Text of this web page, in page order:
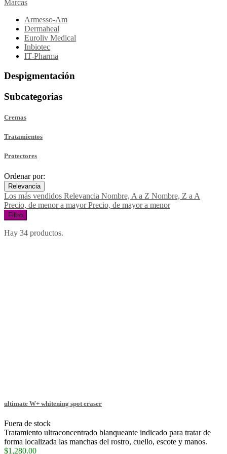
Marcas
Armesso-Am
Dermaheal
Euroliv Medical
Inbiotec
IT-Pharma
Despigmentación
Subcategorias
Cremas
Tratamientos
Protectores
Ordenar por:
Relevancia
Los más vendidos Relevancia Nombre, A a Z Nombre, Z a A
Precio, de menor a mayorPrecio, de mayor a menor
Filtro
Hay 34 productos.
ultimate W+ whitening spot eraser
Fuera de stock
Tratamiento ultraconcentrado blanqueante indicado para tratar de
forma localizada las manchas del rostro, cuello, escote y manos.
$1,280.00